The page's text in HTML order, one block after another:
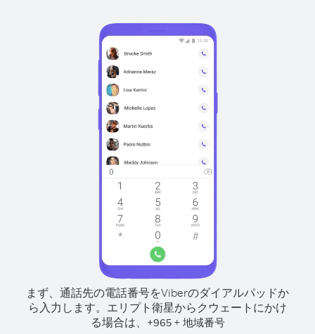
まず、通話先の電話番号をViberのダイアルパッドか
ら入力します。 エリプト衛星からクウェートにかけ
る場合は、
+965+ 地域番号